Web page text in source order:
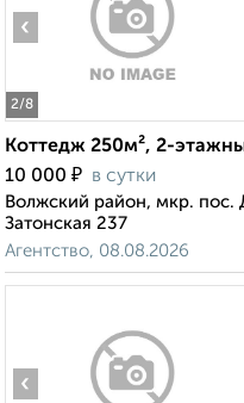
2/8
‹
Коттедж 250м², 2-
10 000 ₽ в сутки
Волжский район, мкр. пос.
Затонская 237
Агентство, 08.08.2026
‹